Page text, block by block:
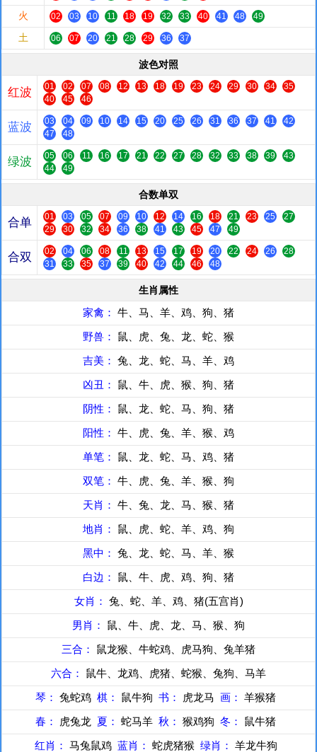
火 02 03 10 11 18 19 32 33 40 41 48 49
土 06 07 20 21 28 29 36 37
波色对照
红波 01 02 07 08 12 13 18 19 23 24 29 30 34
35
40
45 46
蓝波 03 04 09 10 14 15 20 25 26 31 36 37 41
42
47
48
绿波 05 06 11 16 17 21 22 27 28 32 33 38 39
43
44
49
合数单双
合单 01 03 05 07 09 10 12 14 16 18 21 23 25
27
29
30 32 34 36 38 41 43 45 47 49
合双 02 04 06 08 11 13 15 17 19 20 22 24 26
28
31
33 35 37 39 40 42 44 46 48
生肖属性
家禽： 牛、马、羊、鸡、狗、猪
野兽： 鼠、虎、兔、龙、蛇、猴
吉美： 兔、龙、蛇、马、羊、鸡
凶丑： 鼠、牛、虎、猴、狗、猪
阴性： 鼠、龙、蛇、马、狗、猪
阳性： 牛、虎、兔、羊、猴、鸡
单笔： 鼠、龙、蛇、马、鸡、猪
双笔： 牛、虎、兔、羊、猴、狗
天肖： 牛、兔、龙、马、猴、猪
地肖： 鼠、虎、蛇、羊、鸡、狗
黑中： 兔、龙、蛇、马、羊、猴
白边： 鼠、牛、虎、鸡、狗、猪
女肖： 兔、蛇、羊、鸡、猪(五宫肖)
男肖： 鼠、牛、虎、龙、马、猴、狗
三合： 鼠龙猴、牛蛇鸡、虎马狗、兔羊猪
六合： 鼠牛、龙鸡、虎猪、蛇猴、兔狗、马羊
琴： 兔蛇鸡 棋： 鼠牛狗 书： 虎龙马 画： 羊猴猪
春：
虎兔龙 夏： 蛇马羊 秋： 猴鸡狗 冬： 鼠牛猪
红肖： 马兔鼠鸡 蓝肖： 蛇虎猪猴 绿肖： 羊龙牛狗